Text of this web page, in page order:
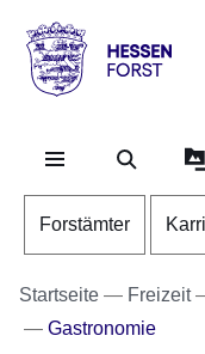
Hessen
Forst
Forstämter
Startseite Freizeit
Gastronomie